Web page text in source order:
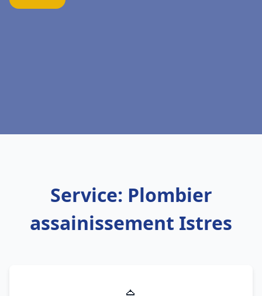
Service: Plombier
assainissement Istres